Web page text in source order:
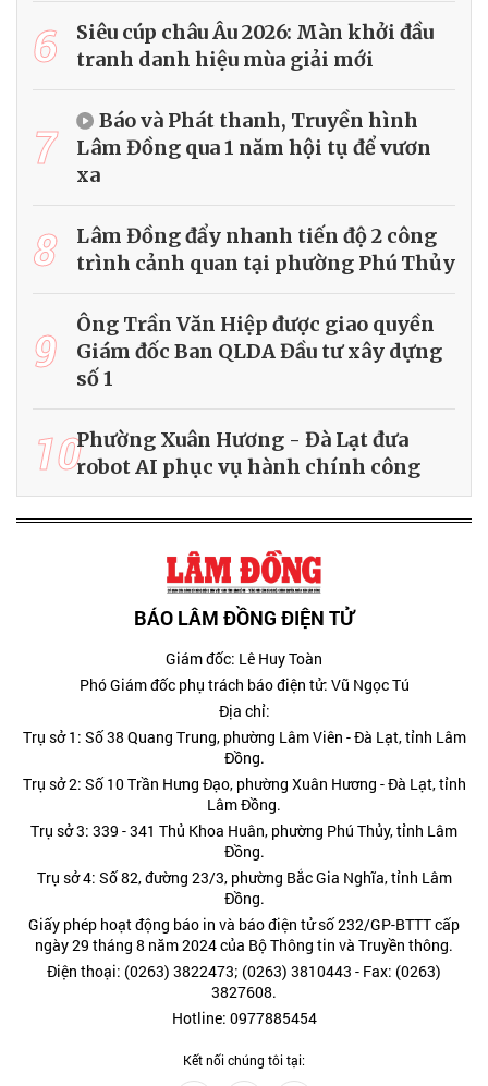
6
Siêu cúp châu Âu 2026: Màn khởi đầu
tranh danh hiệu mùa giải mới
7
Báo và Phát thanh, Truyền hình
Lâm Đồng qua 1 năm hội tụ để vươn
xa
8
Lâm Đồng đẩy nhanh tiến độ 2 công
trình cảnh quan tại phường Phú Thủy
9
Ông Trần Văn Hiệp được giao quyền
Giám đốc Ban QLDA Đầu tư xây dựng
số 1
10Phường Xuân Hương - Đà Lạt đưa
robot AI phục vụ hành chính công
BÁO LÂM ĐỒNG ĐIỆN TỬ
Giám đốc: Lê Huy Toàn
Phó Giám đốc phụ trách báo điện tử: Vũ Ngọc Tú
Địa chỉ:
Trụ sở 1: Số 38 Quang Trung, phường Lâm Viên - Đà Lạt, tỉnh Lâm
Đồng.
Trụ sở 2: Số 10 Trần Hưng Đạo, phường Xuân Hương - Đà Lạt, tỉnh
Lâm Đồng.
Trụ sở 3: 339 - 341 Thủ Khoa Huân, phường Phú Thủy, tỉnh Lâm
Đồng.
Trụ sở 4: Số 82, đường 23/3, phường Bắc Gia Nghĩa, tỉnh Lâm
Đồng.
Giấy phép hoạt động báo in và báo điện tử số 232/GP-BTTT cấp
ngày 29 tháng 8 năm 2024 của Bộ Thông tin và Truyền thông.
Điện thoại: (0263) 3822473; (0263) 3810443 - Fax: (0263)
3827608.
Hotline: 0977885454
Kết nối chúng tôi tại: